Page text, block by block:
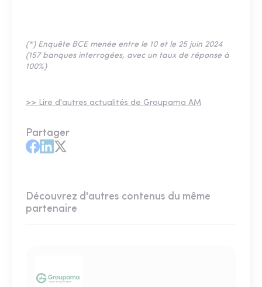
(*) Enquête BCE menée entre le 10 et le 25 juin 2024
(157 banques interrogées, avec un taux de réponse à
100%)
>> Lire d'autres actualités de Groupama AM
Partager
Découvrez d'autres contenus du même
partenaire